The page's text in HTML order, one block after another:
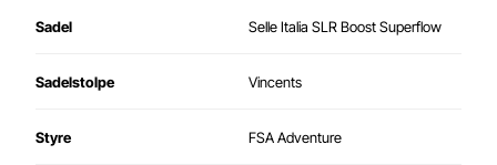
Sadel Selle Italia SLR Boost Superflow
Sadelstolpe Vincents
Styre FSA Adventure